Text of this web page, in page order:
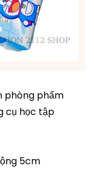
phòng phẩm
cụ học tập
5cm